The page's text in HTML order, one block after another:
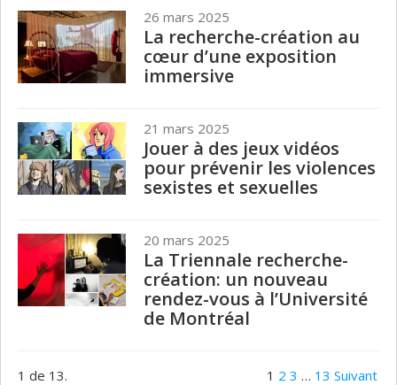
26 mars 2025
La recherche-création au
cœur d’une exposition
immersive
21 mars 2025
Jouer à des jeux vidéos
pour prévenir les violences
sexistes et sexuelles
20 mars 2025
La Triennale recherche-
création: un nouveau
rendez-vous à l’Université
de Montréal
1 de 13. 1 2 3 … 13 Suivant